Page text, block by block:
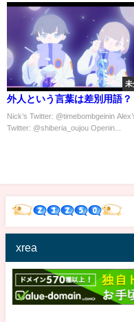
未
外人という言葉は差別用語？
Nick’s Twitter: @timebombgeinin
Twitter: @shiberia_oujou Openin...
xrea